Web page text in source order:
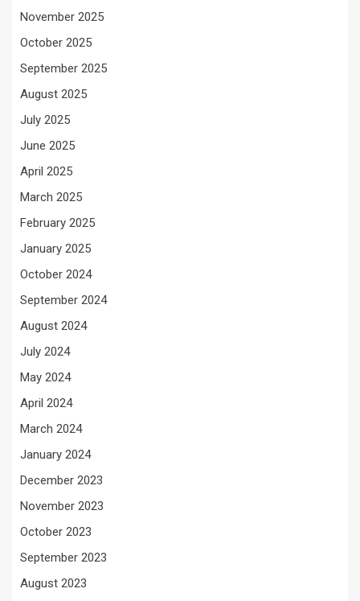
November 2025
October 2025
September 2025
August 2025
July 2025
June 2025
April 2025
March 2025
February 2025
January 2025
October 2024
September 2024
August 2024
July 2024
May 2024
April 2024
March 2024
January 2024
December 2023
November 2023
October 2023
September 2023
August 2023